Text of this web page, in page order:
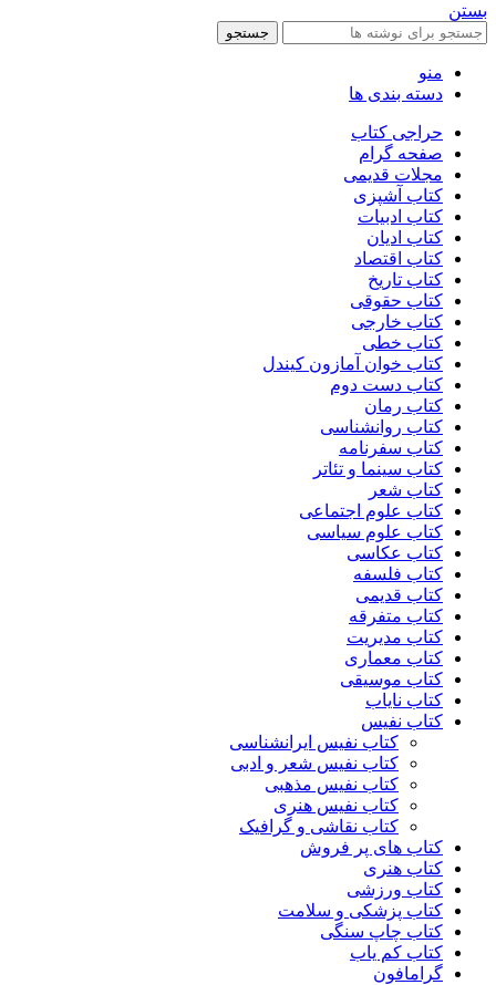
بستن
جستجو
منو
دسته بندی ها
حراجی کتاب
صفحه گرام
مجلات قدیمی
کتاب آشپزی
کتاب ادبیات
کتاب ادیان
کتاب اقتصاد
کتاب تاریخ
کتاب حقوقی
کتاب خارجی
کتاب خطی
کتاب خوان آمازون کیندل
کتاب دست دوم
کتاب رمان
کتاب روانشناسی
کتاب سفرنامه
کتاب سینما و تئاتر
کتاب شعر
کتاب علوم اجتماعی
کتاب علوم سیاسی
کتاب عکاسی
کتاب فلسفه
کتاب قدیمی
کتاب متفرقه
کتاب مدیریت
کتاب معماری
کتاب موسیقی
کتاب نایاب
کتاب نفیس
کتاب نفیس ایرانشناسی
کتاب نفیس شعر و ادبی
کتاب نفیس مذهبی
کتاب نفیس هنری
کتاب نقاشی و گرافیک
کتاب های پر فروش
کتاب هنری
کتاب ورزشی
کتاب پزشکی و سلامت
کتاب چاپ سنگی
کتاب کم یاب
گرامافون